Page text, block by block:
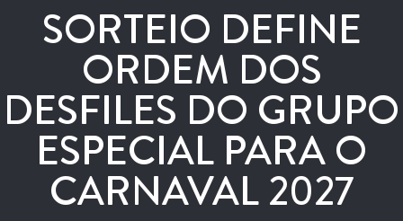
SORTEIO DEFINE
ORDEM DOS
DESFILES DO GRUPO
ESPECIAL PARA O
CARNAVAL 2027